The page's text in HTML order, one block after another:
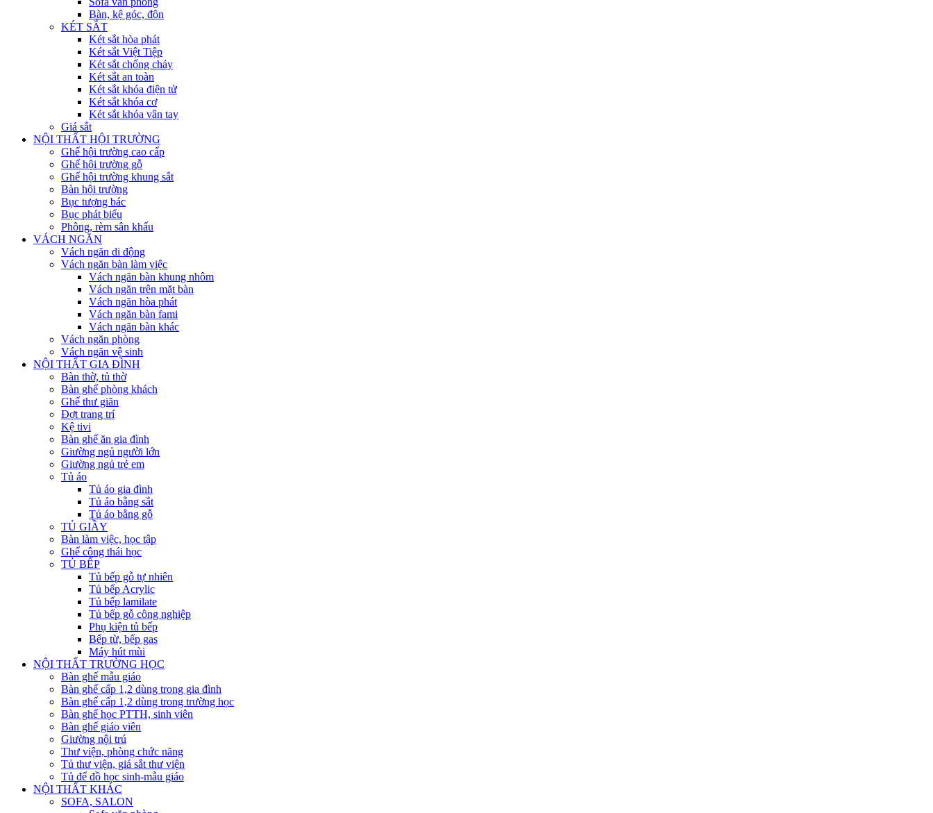
Bàn, kệ góc, đôn
KÉT SẮT
Két sắt hòa phát
Két sắt Việt Tiệp
Két sắt chống cháy
Két sắt an toàn
Két sắt khóa điện tử
Két sắt khóa cơ
Két sắt khóa vân tay
Giá sắt
NỘI THẤT HỘI TRƯỜNG
Ghế hội trường cao cấp
Ghế hội trường gỗ
Ghế hội trường khung sắt
Bàn hội trường
Bục tượng bác
Bục phát biểu
Phông, rèm sân khấu
VÁCH NGĂN
Vách ngăn di động
Vách ngăn bàn làm việc
Vách ngăn bàn khung nhôm
Vách ngăn trên mặt bàn
Vách ngăn hòa phát
Vách ngăn bàn fami
Vách ngăn bàn khác
Vách ngăn phòng
Vách ngăn vệ sinh
NỘI THẤT GIA ĐÌNH
Bàn thờ, tủ thờ
Bàn ghế phòng khách
Ghế thư giãn
Đợt trang trí
Kệ tivi
Bàn ghế ăn gia đình
Giường ngủ người lớn
Giường ngủ trẻ em
Tủ áo
Tủ áo gia đình
Tủ áo bằng sắt
Tủ áo bằng gỗ
TỦ GIẦY
Bàn làm việc, học tập
Ghế công thái học
TỦ BẾP
Tủ bếp gỗ tự nhiên
Tủ bếp Acrylic
Tủ bếp lamilate
Tủ bếp gỗ công nghiệp
Phụ kiện tủ bếp
Bếp từ, bếp gas
Máy hút mùi
NỘI THẤT TRƯỜNG HỌC
Bàn ghế mẫu giáo
Bàn ghế cấp 1,2 dùng trong gia đình
Bàn ghế cấp 1,2 dùng trong trường học
Bàn ghế học PTTH, sinh viên
Bàn ghế giáo viên
Giường nội trú
Thư viện, phòng chức năng
Tủ thư viện, giá sắt thư viện
Tủ để đồ học sinh-mẫu giáo
NỘI THẤT KHÁC
SOFA, SALON